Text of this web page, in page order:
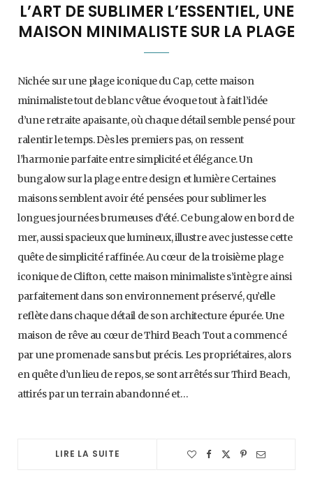
L’ART DE SUBLIMER L’ESSENTIEL, UNE
MAISON MINIMALISTE SUR LA PLAGE
Nichée sur une plage iconique du Cap, cette maison
minimaliste tout de blanc vêtue évoque tout à fait l’idée
d’une retraite apaisante, où chaque détail semble pensé pour
ralentir le temps. Dès les premiers pas, on ressent
l’harmonie parfaite entre simplicité et élégance. Un
bungalow sur la plage entre design et lumière Certaines
maisons semblent avoir été pensées pour sublimer les
longues journées brumeuses d’été. Ce bungalow en bord de
mer, aussi spacieux que lumineux, illustre avec justesse cette
quête de simplicité raffinée. Au cœur de la troisième plage
iconique de Clifton, cette maison minimaliste s’intègre ainsi
parfaitement dans son environnement préservé, qu’elle
reflète dans chaque détail de son architecture épurée. Une
maison de rêve au cœur de Third Beach Tout a commencé
par une promenade sans but précis. Les propriétaires, alors
en quête d’un lieu de repos, se sont arrêtés sur Third Beach,
attirés par un terrain abandonné et…
LIRE LA SUITE